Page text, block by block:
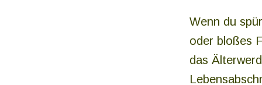
Wenn du
oder bloßes
das